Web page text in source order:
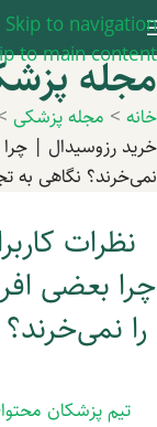
Skip to navigation
to main content
مجله
خانه > مجله پزشکی
خرید رزوسیدال | چرا
نمی‌خرند؟ نگاهی به
نظرات
چرا بعضی
را
تیم پزشکان